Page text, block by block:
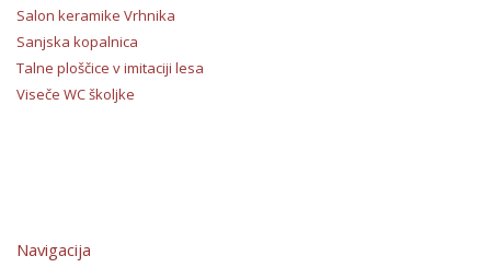
Salon keramike Vrhnika
Sanjska kopalnica
Talne ploščice v imitaciji lesa
Viseče WC školjke
Navigacija